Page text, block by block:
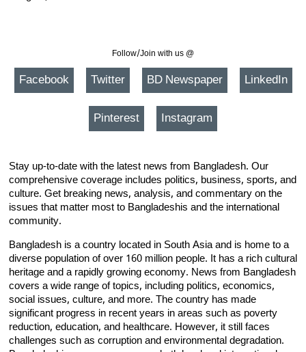
Follow/Join with us @
Facebook Twitter BD Newspaper LinkedIn
Pinterest Instagram
Stay up-to-date with the latest news from Bangladesh. Our
comprehensive coverage includes politics, business, sports, and
culture. Get breaking news, analysis, and commentary on the
issues that matter most to Bangladeshis and the international
community.
Bangladesh is a country located in South Asia and is home to a
diverse population of over 160 million people. It has a rich cultural
heritage and a rapidly growing economy. News from Bangladesh
covers a wide range of topics, including politics, economics,
social issues, culture, and more. The country has made
significant progress in recent years in areas such as poverty
reduction, education, and healthcare. However, it still faces
challenges such as corruption and environmental degradation.